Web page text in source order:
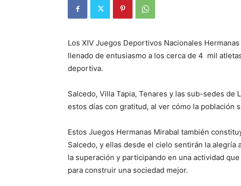
Los XIV Juegos Depor­tivos Nacionales
llenado de entusiasmo a los cerca de 4 mil
deportiva.
Salcedo, Villa Tapia, Tenares y las sub-sedes de
estos días con gratitud, al ver cómo la población
Estos Juegos Hermanas Mirabal también
Salcedo, y ellas desde el cielo sentirán la
la superación y participando en una actividad
para construir una sociedad mejor.